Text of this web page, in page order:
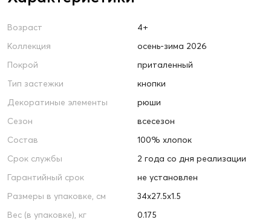
Возраст
4+
Коллекция
осень-зима 2026
Покрой
приталенный
Тип застежки
кнопки
Декоратиные элементы
рюши
Сезон
всесезон
Состав
100% хлопок
Срок службы
2 года со дня реализации
Гарантийный срок
не установлен
Размеры в упаковке, см
34х27.5х1.5
Вес (в упаковке), кг
0.175